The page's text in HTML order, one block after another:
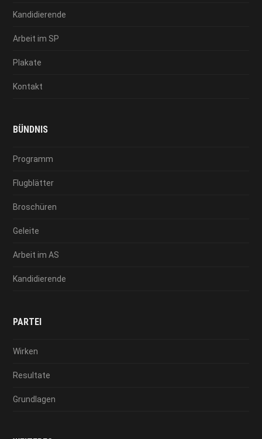
Kandidierende
Arbeit im SP
Plakate
Kontakt
BÜNDNIS
Programm
Flugblätter
Broschüren
Geleite
Arbeit im AS
Kandidierende
PARTEI
Wirken
Resultate
Grundlagen